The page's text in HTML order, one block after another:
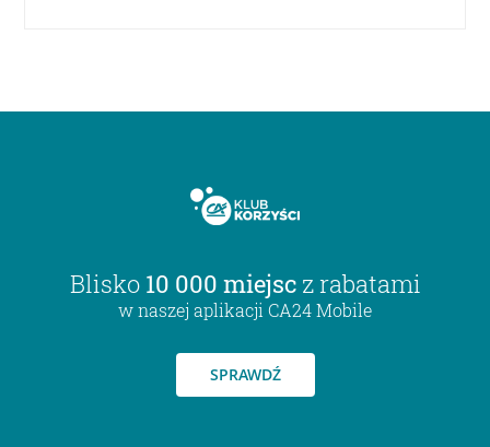
Blisko 10 000 miejsc z rabatami
w naszej aplikacji CA24 Mobile
SPRAWDŹ